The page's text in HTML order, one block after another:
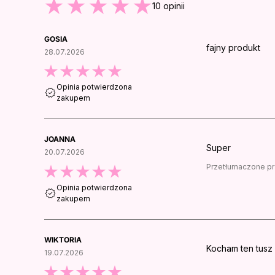
10 opinii
GOSIA
28.07.2026
Opinia potwierdzona
zakupem
fajny produkt
JOANNA
20.07.2026
Opinia potwierdzona
zakupem
Super
Przetłumaczone
WIKTORIA
19.07.2026
Kocham ten